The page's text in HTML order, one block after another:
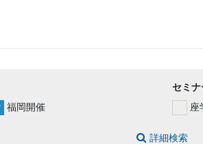
福岡開催
セミ
座
詳細検索